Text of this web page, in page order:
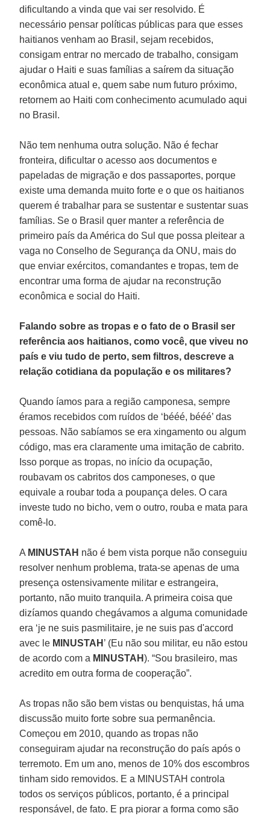
dificultando a vinda que vai ser resolvido. É
necessário pensar políticas públicas para que esses
haitianos venham ao Brasil, sejam recebidos,
consigam entrar no mercado de trabalho, consigam
ajudar o Haiti e suas famílias a saírem da situação
econômica atual e, quem sabe num futuro próximo,
retornem ao Haiti com conhecimento acumulado aqui
no Brasil.
Não tem nenhuma outra solução. Não é fechar
fronteira, dificultar o acesso aos documentos e
papeladas de migração e dos passaportes, porque
existe uma demanda muito forte e o que os haitianos
querem é trabalhar para se sustentar e sustentar suas
famílias. Se o Brasil quer manter a referência de
primeiro país da América do Sul que possa pleitear a
vaga no Conselho de Segurança da ONU, mais do
que enviar exércitos, comandantes e tropas, tem de
encontrar uma forma de ajudar na reconstrução
econômica e social do Haiti.
Falando sobre as tropas e o fato de o Brasil ser
referência aos haitianos, como você, que viveu no
país e viu tudo de perto, sem filtros, descreve a
relação cotidiana da população e os militares?
Quando íamos para a região camponesa, sempre
éramos recebidos com ruídos de ‘bééé, bééé’ das
pessoas. Não sabíamos se era xingamento ou algum
código, mas era claramente uma imitação de cabrito.
Isso porque as tropas, no início da ocupação,
roubavam os cabritos dos camponeses, o que
equivale a roubar toda a poupança deles. O cara
investe tudo no bicho, vem o outro, rouba e mata para
comê-lo.
A MINUSTAH não é bem vista porque não conseguiu
resolver nenhum problema, trata-se apenas de uma
presença ostensivamente militar e estrangeira,
portanto, não muito tranquila. A primeira coisa que
dizíamos quando chegávamos a alguma comunidade
era ‘je ne suis pasmilitaire, je ne suis pas d'accord
avec le MINUSTAH ’ (Eu não sou militar, eu não estou
de acordo com a MINUSTAH). “Sou brasileiro, mas
acredito em outra forma de cooperação”.
As tropas não são bem vistas ou benquistas, há uma
discussão muito forte sobre sua permanência.
Começou em 2010, quando as tropas não
conseguiram ajudar na reconstrução do país após o
terremoto. Em um ano, menos de 10% dos escombros
tinham sido removidos. E a MINUSTAH controla
todos os serviços públicos, portanto, é a principal
responsável, de fato. E pra piorar a forma como são